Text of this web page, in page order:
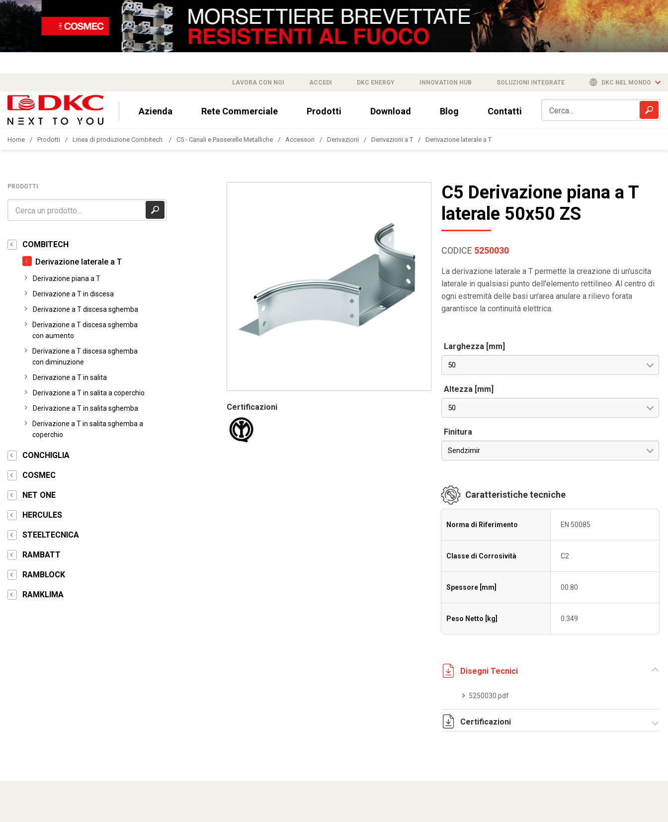
LAVORA CON NOI ACCEDI DKC ENERGY INNOVATION HUB SOLUZIONI INTEGRATE DKC NEL MONDO
Azienda Rete Commerciale Prodotti Download Blog Contatti
Home Prodotti Linea di produzione Combitech C5 - Canali e Passerelle Metalliche Accessori Derivazioni Derivazioni a T Derivazione laterale a T
PRODOTTI
COMBITECH
Derivazione laterale a T
Derivazione piana a T
Derivazione a T in discesa
Derivazione a T discesa sghemba
Derivazione a T discesa sghemba
con aumento
Derivazione a T discesa sghemba
con diminuzione
Derivazione a T in salita
Derivazione a T in salita a coperchio
Derivazione a T in salita sghemba
Derivazione a T in salita sghemba a
coperchio
CONCHIGLIA
COSMEC
NET ONE
HERCULES
STEELTECNICA
RAMBATT
RAMBLOCK
RAMKLIMA
Certificazioni
C5 Derivazione piana a T
laterale 50x50 ZS
CODICE 5250030
La derivazione laterale a T permette la creazione di un'uscita
laterale in qualsiasi punto dell'elemento rettilineo. Al centro di
ogni estremità delle basi un'area anulare a rilievo forata
garantisce la continuità elettrica.
Larghezza [mm]
50
Altezza [mm]
50
Finitura
Sendzimir
Caratteristiche tecniche
Norma di Riferimento EN 50085
Classe di Corrosività C2
Spessore [mm] 00.80
Peso Netto [kg] 0.349
Disegni Tecnici
5250030.pdf
Certificazioni